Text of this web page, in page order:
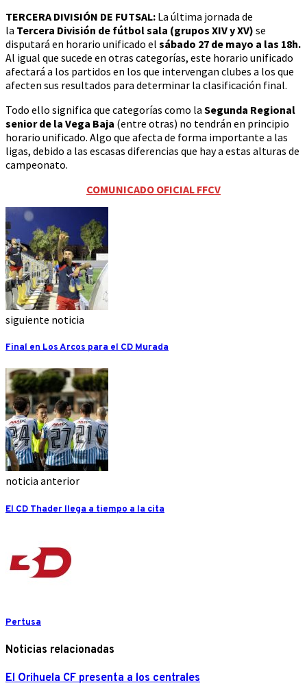
TERCERA DIVISIÓN DE FUTSAL: La última jornada de
la Tercera División de fútbol sala (grupos XIV y XV) se
disputará en horario unificado el sábado 27 de mayo a las 18h.
Al igual que sucede en otras categorías, este horario unificado
afectará a los partidos en los que intervengan clubes a los que
afecten sus resultados para determinar la clasificación final.
Todo ello significa que categorías como la Segunda Regional
senior de la Vega Baja (entre otras) no tendrán en principio
horario unificado. Algo que afecta de forma importante a las
ligas, debido a las escasas diferencias que hay a estas alturas de
campeonato.
COMUNICADO OFICIAL FFCV
siguiente noticia
Final en Los Arcos para el CD Murada
noticia anterior
El CD Thader llega a tiempo a la cita
Pertusa
Noticias relacionadas
El Orihuela CF presenta a los centrales